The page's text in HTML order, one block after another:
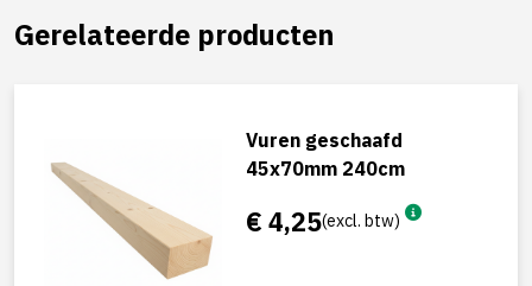
Gerelateerde producten
Vuren geschaafd
45x70mm 240cm
€ 4,25(excl. btw)